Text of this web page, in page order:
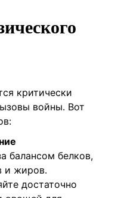
критически
войны. Вот
балансом белков,
и жиров.
достаточно